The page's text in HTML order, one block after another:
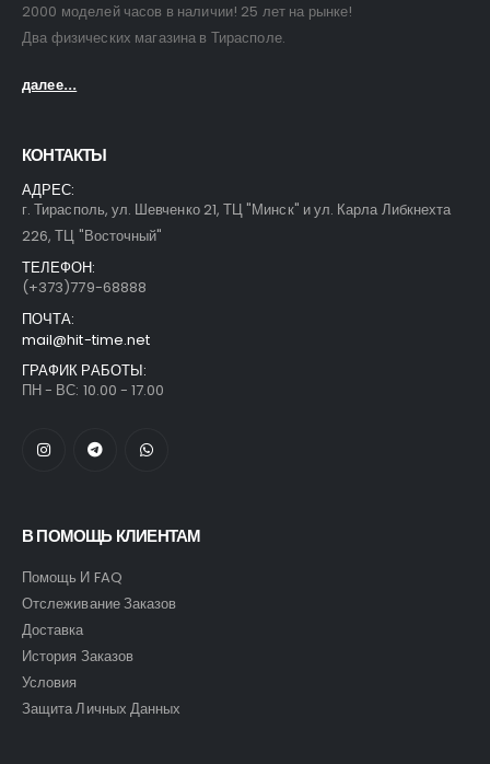
2000 моделей часов в наличии! 25 лет на рынке!
Два физических магазина в Тирасполе.
далее...
КОНТАКТЫ
АДРЕС:
г. Тирасполь, ул. Шевченко 21, ТЦ "Минск" и ул. Карла Либкнехта
226, ТЦ "Восточный"
ТЕЛЕФОН:
(+373)779-68888
ПОЧТА:
mail@hit-time.net
ГРАФИК РАБОТЫ:
ПН - ВС: 10.00 - 17.00
В ПОМОЩЬ КЛИЕНТАМ
Помощь И FAQ
Отслеживание Заказов
Доставка
История Заказов
Условия
Защита Личных Данных